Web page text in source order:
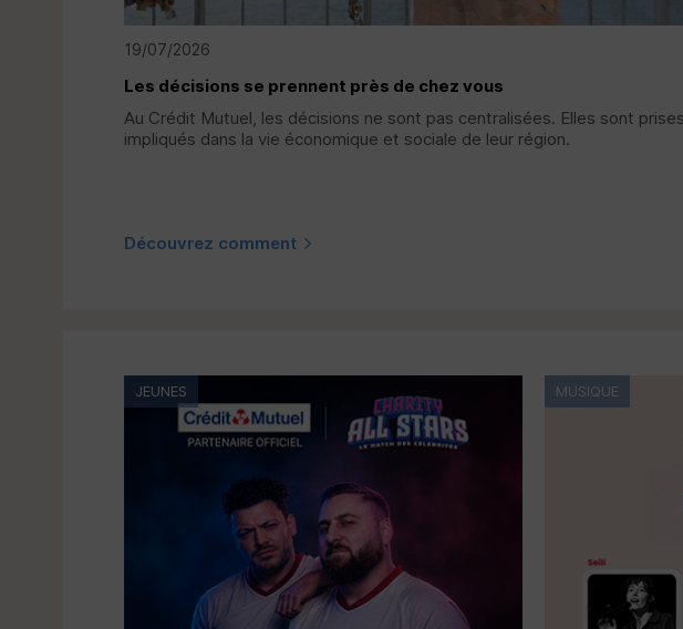
19/07/2026
Les décisions se prennent près de chez vous
Au Crédit Mutuel, les décisions ne sont pas centralisées. Elles sont
impliqués dans la vie économique et sociale de leur région.
Découvrez comment
JEUNES MUSIQUE